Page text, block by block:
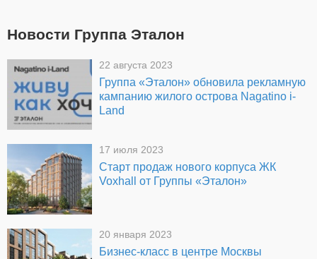
Новости Группа Эталон
22 августа 2023
Группа «Эталон» обновила рекламную
кампанию жилого острова Nagatino i-
Land
17 июля 2023
Старт продаж нового корпуса ЖК
Voxhall от Группы «Эталон»
20 января 2023
Бизнес-класс в центре Москвы